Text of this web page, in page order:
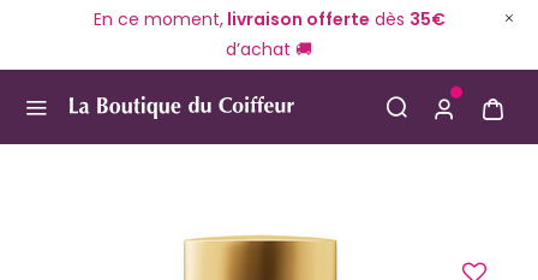
En ce moment,livraison offerte dès 35€
d’achat 🚚